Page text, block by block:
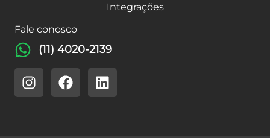
Integrações
Fale conosco
(11) 4020-2139